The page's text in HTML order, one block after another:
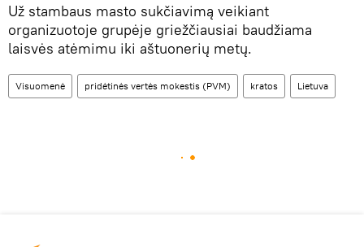
Už stambaus masto sukčiavimą veikiant
organizuotoje grupėje griežčiausiai baudžiama
laisvės atėmimu iki aštuonerių metų.
Visuomenė pridėtinės vertės mokestis (PVM) kratos Lietuva